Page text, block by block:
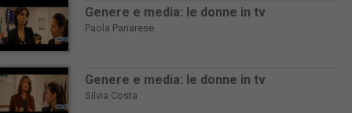
Genere e media: le donne in tv
Paola Panarese
Genere e media: le donne in tv
Silvia Costa